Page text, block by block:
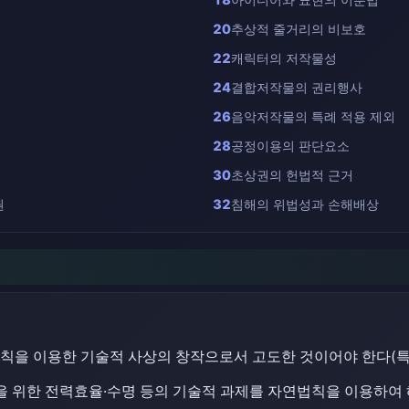
20추상적 줄거리의 비보호
22캐릭터의 저작물성
24결합저작물의 권리행사
26음악저작물의 특례 적용 제외
28공정이용의 판단요소
30초상권의 헌법적 근거
32침해의 위법성과 손해배상
을 이용한 기술적 사상의 창작으로서 고도한 것이어야 한다(
위한 전력효율·수명 등의 기술적 과제를 자연법칙을 이용하